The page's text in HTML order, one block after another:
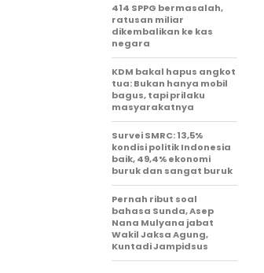
414 SPPG bermasalah,
ratusan miliar
dikembalikan ke kas
negara
KDM bakal hapus angkot
tua: Bukan hanya mobil
bagus, tapi prilaku
masyarakatnya
Survei SMRC: 13,5%
kondisi politik Indonesia
baik, 49,4% ekonomi
buruk dan sangat buruk
Pernah ribut soal
bahasa Sunda, Asep
Nana Mulyana jabat
Wakil Jaksa Agung,
Kuntadi Jampidsus